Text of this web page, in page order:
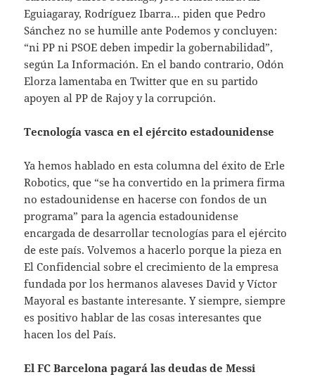
Eguiagaray, Rodríguez Ibarra… piden que Pedro
Sánchez no se humille ante Podemos y concluyen:
“ni PP ni PSOE deben impedir la gobernabilidad”,
según La Información. En el bando contrario, Odón
Elorza lamentaba en Twitter que en su partido
apoyen al PP de Rajoy y la corrupción.
Tecnología vasca en el ejército estadounidense
Ya hemos hablado en esta columna del éxito de Erle
Robotics, que “se ha convertido en la primera firma
no estadounidense en hacerse con fondos de un
programa” para la agencia estadounidense
encargada de desarrollar tecnologías para el ejército
de este país. Volvemos a hacerlo porque la pieza en
El Confidencial sobre el crecimiento de la empresa
fundada por los hermanos alaveses David y Víctor
Mayoral es bastante interesante. Y siempre, siempre
es positivo hablar de las cosas interesantes que
hacen los del País.
El FC Barcelona pagará las deudas de Messi